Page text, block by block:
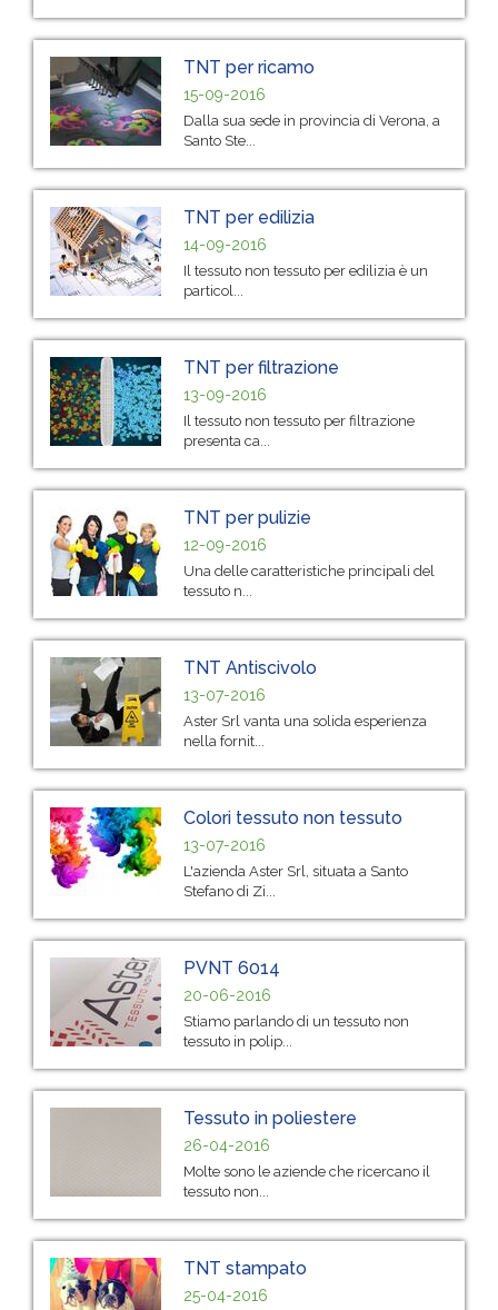
TNT per ricamo
15-09-2016
Dalla sua sede in provincia di Verona, a
Santo Ste...
TNT per edilizia
14-09-2016
Il tessuto non tessuto per edilizia è un
particol...
TNT per filtrazione
13-09-2016
Il tessuto non tessuto per filtrazione
presenta ca...
TNT per pulizie
12-09-2016
Una delle caratteristiche principali del
tessuto n...
TNT Antiscivolo
13-07-2016
Aster Srl vanta una solida esperienza
nella fornit...
Colori tessuto non tessuto
13-07-2016
L'azienda Aster Srl, situata a Santo
Stefano di Zi...
PVNT 6014
20-06-2016
Stiamo parlando di un tessuto non
tessuto in polip...
Tessuto in poliestere
26-04-2016
Molte sono le aziende che ricercano il
tessuto non...
TNT stampato
25-04-2016